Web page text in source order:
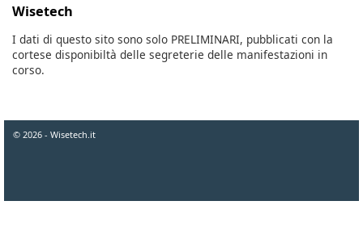
Wisetech
I dati di questo sito sono solo PRELIMINARI, pubblicati con la
cortese disponibiltà delle segreterie delle manifestazioni in
corso.
© 2026 - Wisetech.it